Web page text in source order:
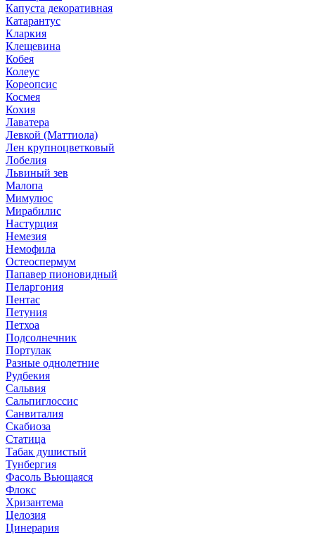
Капуста декоративная
Катарантус
Кларкия
Клещевина
Кобея
Колеус
Кореопсис
Космея
Кохия
Лаватера
Левкой (Маттиола)
Лен крупноцветковый
Лобелия
Львиный зев
Малопа
Мимулюс
Мирабилис
Настурция
Немезия
Немофила
Остеоспермум
Папавер пионовидный
Пеларгония
Пентас
Петуния
Петхоа
Подсолнечник
Портулак
Разные однолетние
Рудбекия
Сальвия
Сальпиглоссис
Санвиталия
Скабиоза
Статица
Табак душистый
Тунбергия
Фасоль Вьющаяся
Флокс
Хризантема
Целозия
Цинерария